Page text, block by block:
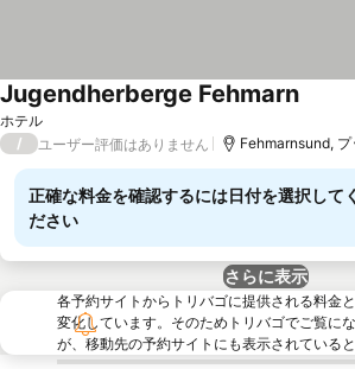
ホテル
Jugendherberge Fehmarn料金を
/ ユーザー評価はありません Fehmarnsund,
正確な料金を確認するには日付を選択してく
ださい
さらに表示
各予約サイトからトリバゴに提供される料金
変化しています。そのためトリバゴでご覧に
が、移動先の予約サイトにも表示されていると